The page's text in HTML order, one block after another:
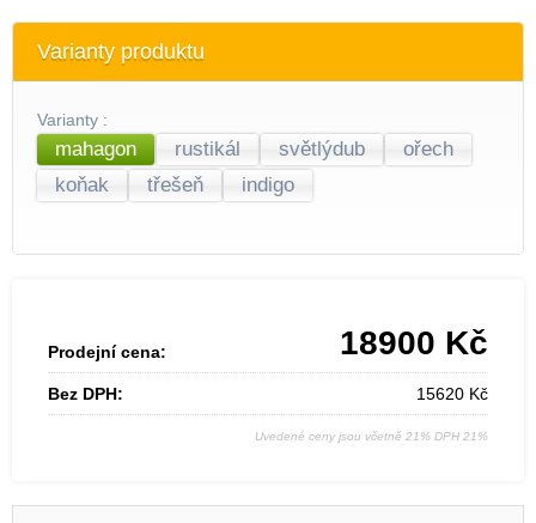
Varianty produktu
Varianty :
mahagon rustikál světlýdub
ořech
koňak
třešeň indigo
Prodejní cena: 18900 Kč
Bez DPH: 15620 Kč
Uvedené ceny jsou včetně 21% DPH 21%